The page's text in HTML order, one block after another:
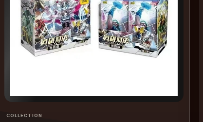
COLLECTION